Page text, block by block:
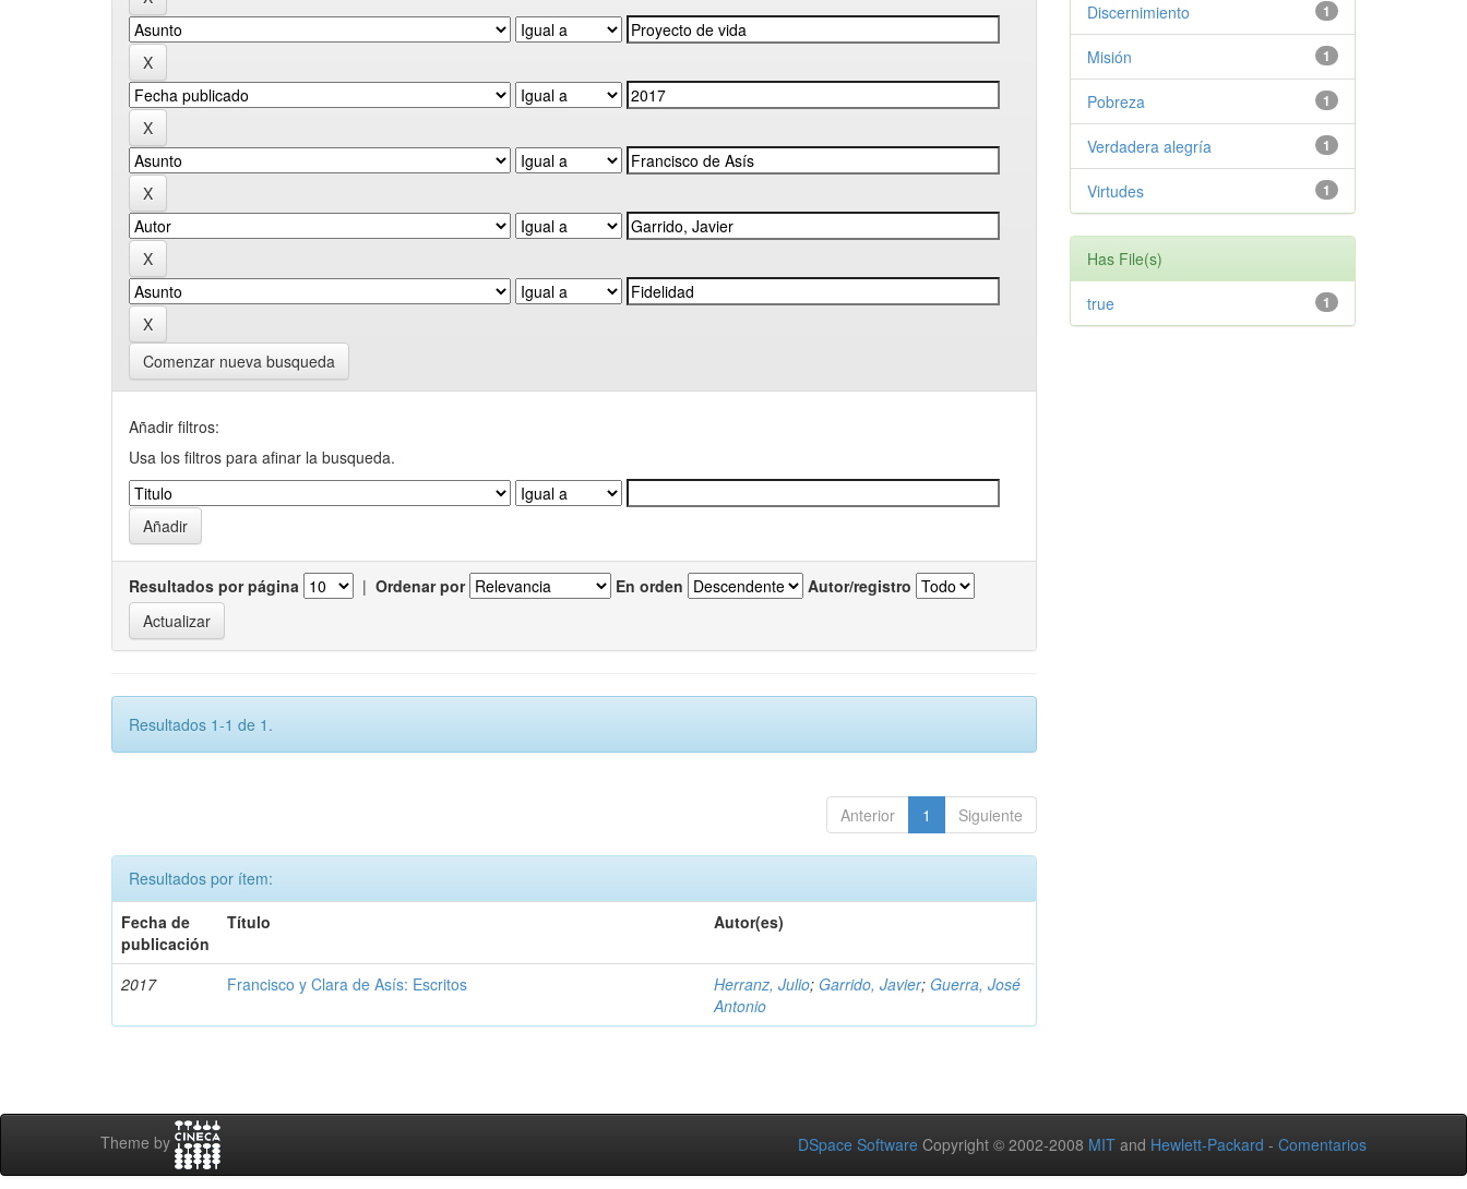
Comenzar nueva busqueda
Añadir filtros:
Usa los filtros para afinar la busqueda.
Resultados por página | Ordenar por En orden Autor/registro
Resultados 1-1 de 1.
Anterior 1 Siguiente
Resultados por ítem:
Fecha de
publicación
Título Autor(es)
2017 Francisco y Clara de Asís: Escritos Herranz, Julio; Garrido, Javier; Guerra, José
Antonio
1
Discernimiento
1
Misión
1
Pobreza
1
Verdadera alegría
1
Virtudes
Has File(s)
1
true
Theme by DSpace Software Copyright © 2002-2008 MIT and Hewlett-Packard - Comentarios